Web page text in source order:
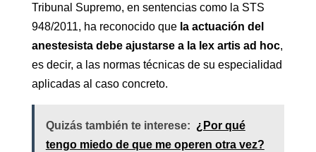
Tribunal Supremo, en sentencias como la STS
948/2011, ha reconocido que la actuación del
anestesista debe ajustarse a la lex artis ad hoc,
es decir, a las normas técnicas de su especialidad
aplicadas al caso concreto.
Quizás también te interese: ¿Por qué
tengo miedo de que me operen otra vez?